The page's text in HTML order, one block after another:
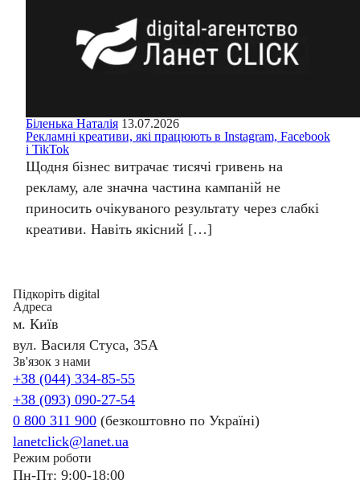
Біленька Наталія 13.07.2026
Рекламні креативи, які працюють в Instagram, Facebook
і TikTok
Щодня бізнес витрачає тисячі гривень на
рекламу, але значна частина кампаній не
приносить очікуваного результату через слабкі
креативи. Навіть якісний […]
Підкоріть digital
Адреса
м. Київ
вул. Василя Стуса, 35А
Зв'язок з нами
+38 (044) 334-85-55
+38 (093) 090-27-54
0 800 311 900 (безкоштовно по Україні)
lanetclick@lanet.ua
Режим роботи
Пн-Пт: 9:00-18:00